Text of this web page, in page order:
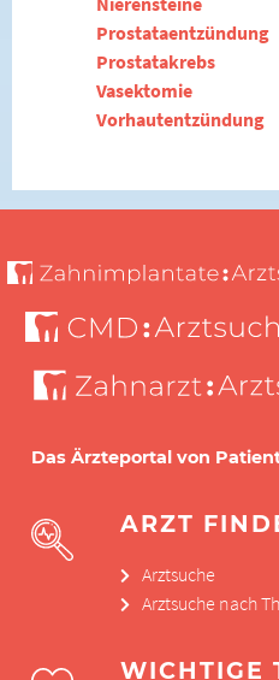
Prostataentzündung
Prostatakrebs
Vasektomie
Vorhautentzündung
Das Ärzteportal von
ARZT
Arztsuche
Arztsuche nach
WICHTIGE